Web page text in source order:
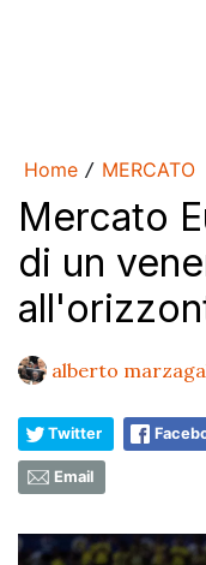
Home / MERCATO
Mercato
di un
alberto
Twitter
Email